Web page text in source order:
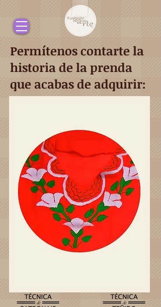
Permítenos contarte la
historia de la prenda
que acabas de adquirir: